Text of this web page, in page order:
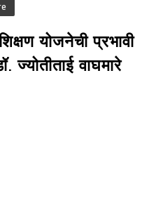
योजनेची प्रभावी
वाघमारे